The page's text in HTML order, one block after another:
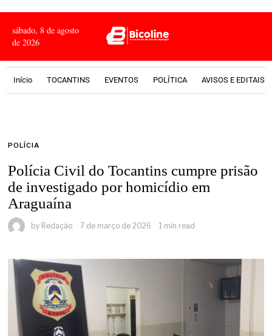
sábado, 8 de agosto
de 2026
Início TOCANTINS EVENTOS POLÍTICA AVISOS E EDITAIS
POLÍCIA
Polícia Civil do Tocantins cumpre prisão
de investigado por homicídio em
Araguaína
by Redação 7 de março de 2026 1 min read